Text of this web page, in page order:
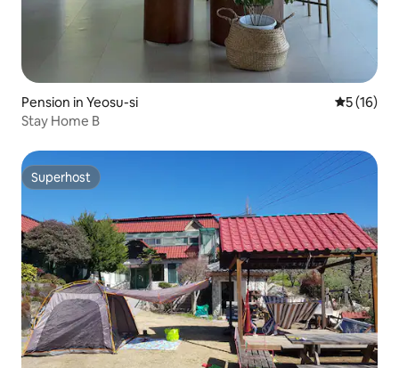
Pension in Yeosu-si
5 (16)
Stay Home B
Superhost
Superhost